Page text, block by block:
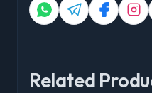
Related